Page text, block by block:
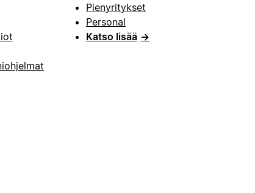
Pienyritykset
Personal
Katso lisää →